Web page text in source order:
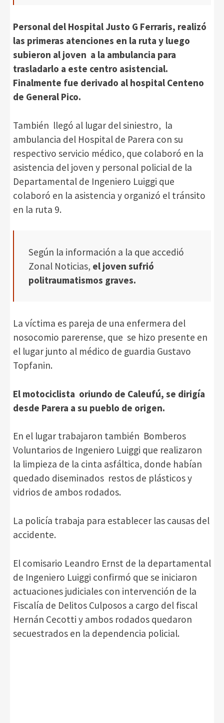
Personal del Hospital Justo G Ferraris, realizó
las primeras atenciones en la ruta y luego
subieron al joven a la ambulancia para
trasladarlo a este centro asistencial.
Finalmente fue derivado al hospital Centeno
de General Pico.
También llegó al lugar del siniestro, la
ambulancia del Hospital de Parera con su
respectivo servicio médico, que colaboró en la
asistencia del joven y personal policial de la
Departamental de Ingeniero Luiggi que
colaboró en la asistencia y organizó el tránsito
en la ruta 9.
Según la información a la que accedió
Zonal Noticias, el joven sufrió
politraumatismos graves.
La víctima es pareja de una enfermera del
nosocomio parerense, que se hizo presente en
el lugar junto al médico de guardia Gustavo
Topfanin.
El motociclista oriundo de Caleufú, se dirigía
desde Parera a su pueblo de origen.
En el lugar trabajaron también Bomberos
Voluntarios de Ingeniero Luiggi que realizaron
la limpieza de la cinta asfáltica, donde habían
quedado diseminados restos de plásticos y
vidrios de ambos rodados.
La policía trabaja para establecer las causas del
accidente.
El comisario Leandro Ernst de la departamental
de Ingeniero Luiggi confirmó que se iniciaron
actuaciones judiciales con intervención de la
Fiscalía de Delitos Culposos a cargo del fiscal
Hernán Cecotti y ambos rodados quedaron
secuestrados en la dependencia policial.